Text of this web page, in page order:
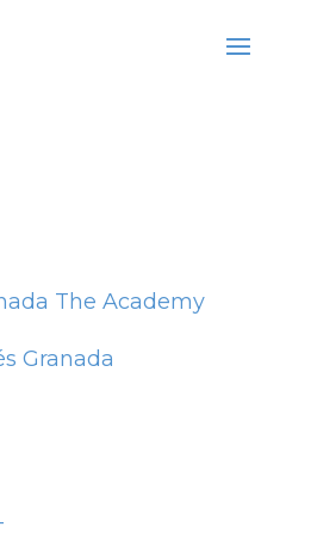
The Academy
Granada